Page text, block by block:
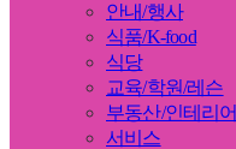
안내/행사
식품/K-food
식당
교육/학원/레슨
부동산/인테리어
서비스